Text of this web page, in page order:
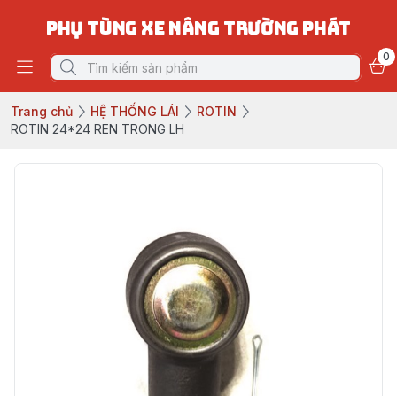
PHỤ TÙNG XE NÂNG TRƯỜNG PHÁT
0
Trang chủ HỆ THỐNG LÁI
ROTIN
ROTIN 24*24 REN TRONG LH